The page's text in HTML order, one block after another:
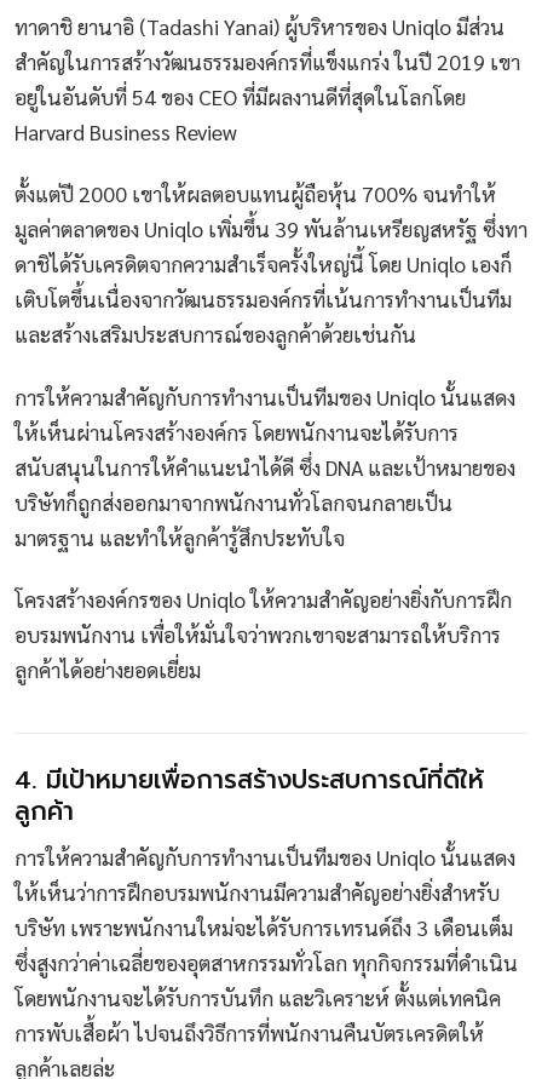
ทาดาชิ ยานาอิ (Tadashi Yanai) ผู้บริหารของ Uniqlo มีส่วน
สำคัญในการสร้างวัฒนธรรมองค์กรที่แข็งแกร่ง ในปี 2019 เขา
อยู่ในอันดับที่ 54 ของ CEO ที่มีผลงานดีที่สุดในโลกโดย
Harvard Business Review
ตั้งแต่ปี 2000 เขาให้ผลตอบแทนผู้ถือหุ้น 700% จนทำให้
มูลค่าตลาดของ Uniqlo เพิ่มขึ้น 39 พันล้านเหรียญสหรัฐ ซึ่งทา
ดาชิได้รับเครดิตจากความสำเร็จครั้งใหญ่นี้ โดย Uniqlo เองก็
เติบโตขึ้นเนื่องจากวัฒนธรรมองค์กรที่เน้นการทำงานเป็นทีม
และสร้างเสริมประสบการณ์ของลูกค้าด้วยเช่นกัน
การให้ความสำคัญกับการทำงานเป็นทีมของ Uniqlo นั้นแสดง
ให้เห็นผ่านโครงสร้างองค์กร โดยพนักงานจะได้รับการ
สนับสนุนในการให้คำแนะนำได้ดี ซึ่ง DNA และเป้าหมายของ
บริษัทก็ถูกส่งออกมาจากพนักงานทั่วโลกจนกลายเป็น
มาตรฐาน และทำให้ลูกค้ารู้สึกประทับใจ
โครงสร้างองค์กรของ Uniqlo ให้ความสำคัญอย่างยิ่งกับการฝึก
อบรมพนักงาน เพื่อให้มั่นใจว่าพวกเขาจะสามารถให้บริการ
ลูกค้าได้อย่างยอดเยี่ยม
4. มีเป้าหมายเพื่อการสร้างประสบการณ์ที่ดีให้
ลูกค้า
การให้ความสำคัญกับการทำงานเป็นทีมของ Uniqlo นั้นแสดง
ให้เห็นว่าการฝึกอบรมพนักงานมีความสำคัญอย่างยิ่งสำหรับ
บริษัท เพราะพนักงานใหม่จะได้รับการเทรนด์ถึง 3 เดือนเต็ม
ซึ่งสูงกว่าค่าเฉลี่ยของอุตสาหกรรมทั่วโลก ทุกกิจกรรมที่ดำเนิน
โดยพนักงานจะได้รับการบันทึก และวิเคราะห์ ตั้งแต่เทคนิค
การพับเสื้อผ้า ไปจนถึงวิธีการที่พนักงานคืนบัตรเครดิตให้
ลูกค้าเลยล่ะ